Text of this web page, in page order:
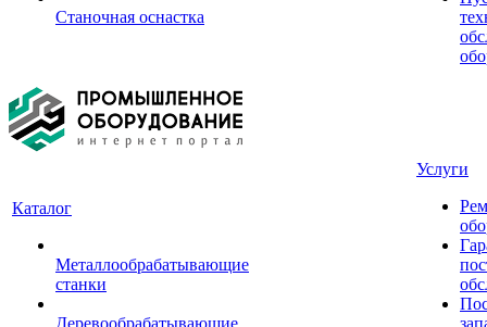
Станочная оснастка
Каталог
Металлообрабатывающие
станки
Деревообрабатывающие
Услуги